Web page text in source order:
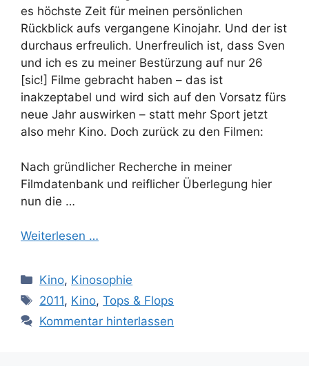
es höchste Zeit für meinen persönlichen
Rückblick aufs vergangene Kinojahr. Und der ist
durchaus erfreulich. Unerfreulich ist, dass Sven
und ich es zu meiner Bestürzung auf nur 26
[sic!] Filme gebracht haben – das ist
inakzeptabel und wird sich auf den Vorsatz fürs
neue Jahr auswirken – statt mehr Sport jetzt
also mehr Kino. Doch zurück zu den Filmen:
Nach gründlicher Recherche in meiner
Filmdatenbank und reiflicher Überlegung hier
nun die …
Weiterlesen …
Kategorien
Kino, Kinosophie
Schlagwörter
2011, Kino,Tops & Flops
Kommentar hinterlassen